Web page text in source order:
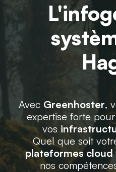
Avec Greenhoster,
expertise forte
vos
Quel que soit
plateformes cloud
nos